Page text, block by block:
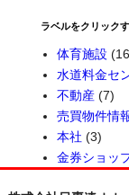
ラベルをクリック
体育施設
水道料金セ
不動産 (7)
売買物件情
本社 (3)
金券ショッ